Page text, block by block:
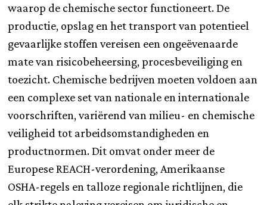
waarop de chemische sector functioneert. De
productie, opslag en het transport van potentieel
gevaarlijke stoffen vereisen een ongeëvenaarde
mate van risicobeheersing, procesbeveiliging en
toezicht. Chemische bedrijven moeten voldoen aan
een complexe set van nationale en internationale
voorschriften, variërend van milieu- en chemische
veiligheid tot arbeidsomstandigheden en
productnormen. Dit omvat onder meer de
Europese REACH-verordening, Amerikaanse
OSHA-regels en talloze regionale richtlijnen, die